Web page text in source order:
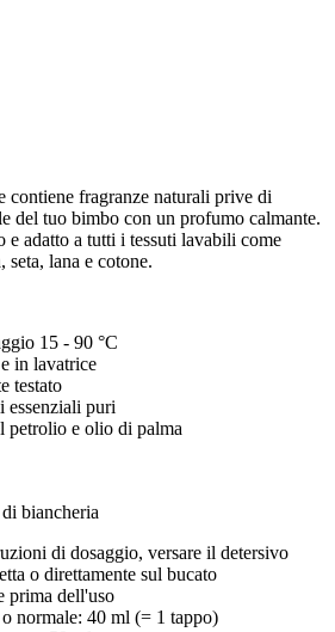
contiene fragranze naturali prive di
del tuo bimbo con un profumo calmante.
e adatto a tutti i tessuti lavabili come
lana e cotone.
15 - 90 °C
in lavatrice
testato
essenziali puri
petrolio e olio di palma
biancheria
di dosaggio, versare il detersivo
o direttamente sul bucato
prima dell'uso
normale: 40 ml (= 1 tappo)